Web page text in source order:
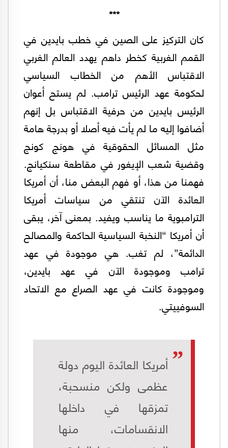
***
كان التركيز على الصين في خطب بايدين في
القمم الغربية كخطر داهم يهدد العالم الغربي
الاقتباس الأهم من الخطاب السياسي
لحكومة عهد الرئيس ترامب. لم يستح أعوان
الرئيس بايدين من حرفية الاقتباس بل إنهم
أضافوا إليه ما لم يأت فيه أصلا أو بدرجة هامة
مثل المسائل الحقوقية في هونج كونج
وقضية شعب الإيغور في مقاطعة سنكيانج.
فهمنا من هذا، أو فهم البعض منا، أن أمريكا
العائدة الآن تنتقي من سياسات أمريكا
الترامبوية ما يناسب ويفيد. بمعنى آخر، يبقى
أن أمريكا “النخبة السياسية الحاكمة والمصالح
الدائمة”، لم تغب. هي موجودة في عهد
ترامب وموجودة الآن في عهد بايدين،
وموجودة كانت في عهد الصراع مع الاتحاد
السوفييتي.
أمريكا العائدة اليوم دولة
عظمى ولكن منسحبة،
تمزقها في داخلها
الانقسامات، منها